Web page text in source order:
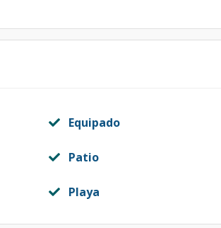
Equipado
Patio
Playa